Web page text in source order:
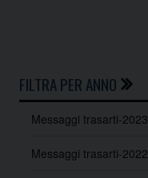
FILTRA PER ANNO
Messaggi trasarti-2023
Messaggi trasarti-2022